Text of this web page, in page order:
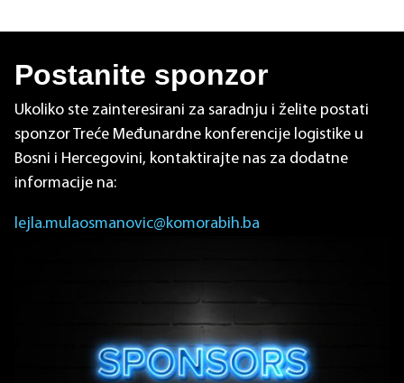
Postanite sponzor
Ukoliko ste zainteresirani za saradnju i želite postati
sponzor Treće Međunardne konferencije logistike u
Bosni i Hercegovini, kontaktirajte nas za dodatne
informacije na:
lejla.mulaosmanovic@komorabih.ba